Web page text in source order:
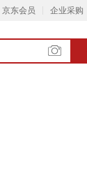
京东会员 企业采购